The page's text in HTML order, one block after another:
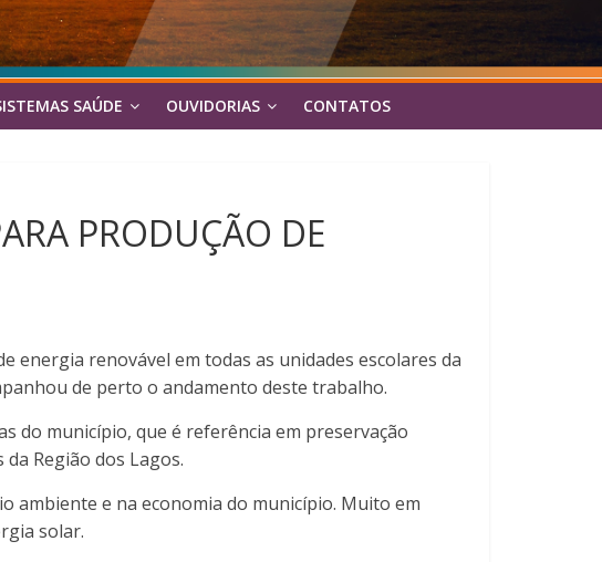
SAÚDE OUVIDORIAS CONTATOS
PRODUÇÃO DE
energia renovável em todas as unidades escolares da
de perto o andamento deste trabalho.
do município, que é referência em preservação
Região dos Lagos.
ambiente e na economia do município. Muito em
solar.